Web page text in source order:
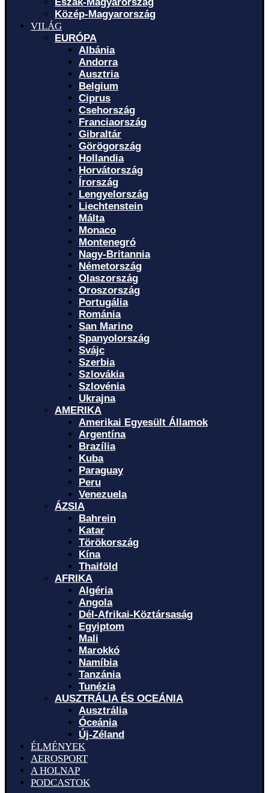
Közép-Magyarország
VILÁG
EURÓPA
Albánia
Andorra
Ausztria
Belgium
Ciprus
Csehország
Franciaország
Gibraltár
Görögország
Hollandia
Horvátország
Írország
Lengyelország
Liechtenstein
Málta
Monaco
Montenegró
Nagy-Britannia
Németország
Olaszország
Oroszország
Portugália
Románia
San Marino
Spanyolország
Svájc
Szerbia
Szlovákia
Szlovénia
Ukrajna
AMERIKA
Amerikai Egyesült Államok
Argentína
Brazília
Kuba
Paraguay
Peru
Venezuela
ÁZSIA
Bahrein
Katar
Törökország
Kína
Thaiföld
AFRIKA
Algéria
Angola
Dél-Afrikai-Köztársaság
Egyiptom
Mali
Marokkó
Namíbia
Tanzánia
Tunézia
AUSZTRÁLIA ÉS OCEÁNIA
Ausztrália
Óceánia
Új-Zéland
ÉLMÉNYEK
AEROSPORT
A HOLNAP
PODCASTOK